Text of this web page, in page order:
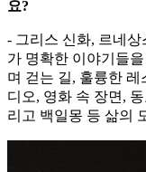
요?
- 그리스 신화, 르네
가 명확한 이야기들
며 걷는 길, 훌륭한 레
디오, 영화 속 장면,
리고 백일몽 등 삶의